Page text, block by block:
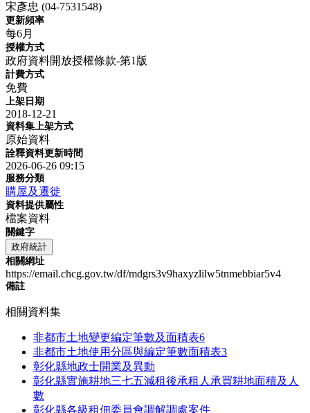
宋彥忠 (04-7531548)
更新頻率
每6月
授權方式
政府資料開放授權條款-第1版
計費方式
免費
上架日期
2018-12-21
資料集上架方式
原始資料
詮釋資料更新時間
2026-06-26 09:15
服務分類
購屋及遷徙
資料提供屬性
檔案資料
關鍵字
政府統計
相關網址
https://email.chcg.gov.tw/df/mdgrs3v9haxyzlilw5tnmebbiar5v4
備註
相關資料集
非都市土地變更編定筆數及面積表6
非都市土地使用分區與編定筆數面積表3
彰化縣地政士開業及異動
彰化縣實施耕地三七五減租後承租人承買耕地面積及人
數
彰化縣各級租佃委員會調解調處案件